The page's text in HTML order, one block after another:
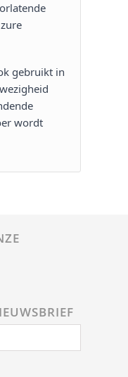
gebruikt in
wordt